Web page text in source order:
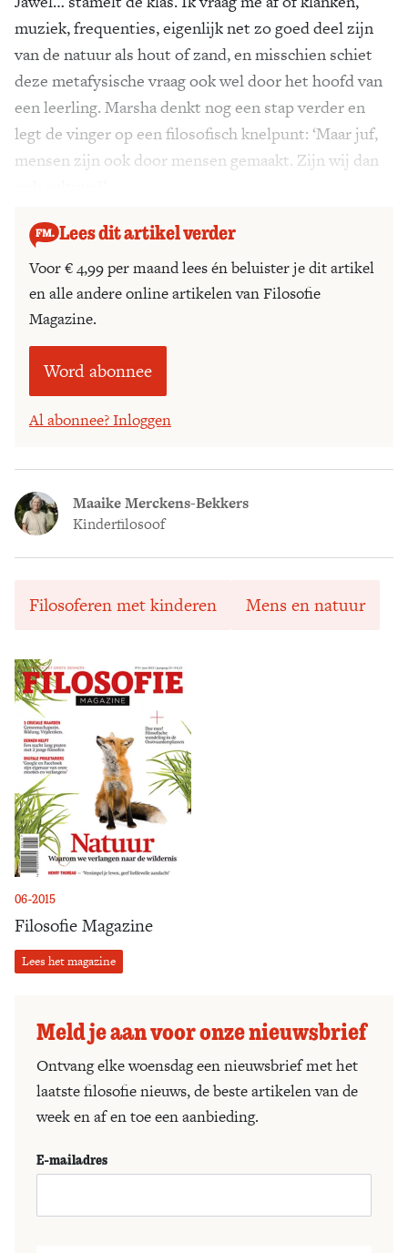
06-2015
Filosofie Magazine
Lees het magazine
muziek, frequenties, eigenlijk net zo goed deel zijn
van de natuur als hout of zand, en misschien schiet
deze metafysische vraag ook wel door het hoofd van
een leerling. Marsha denkt nog een stap verder en
legt de vinger op een filosofisch knelpunt: ‘Maar juf,
mensen zijn ook door mensen gemaakt. Zijn wij dan
Lees dit artikel verder
Voor € 4,99 per maand lees én beluister je dit artikel
en alle andere online artikelen van Filosofie
Magazine.
Word abonnee
Al abonnee? Inloggen
Maaike Merckens-Bekkers
Kinderfilosoof
Filosoferen met kinderen Mens en natuur
Meld je aan voor onze nieuwsbrief
Ontvang elke woensdag een nieuwsbrief met het
laatste filosofie nieuws, de beste artikelen van de
week en af en toe een aanbieding.
E-mailadres